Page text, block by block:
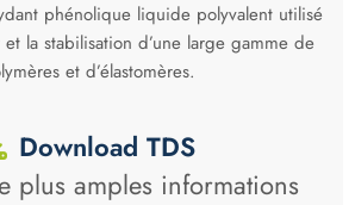
phénolique liquide polyvalent utilisé
la stabilisation d’une large gamme de
et d’élastomères.
Download TDS
plus amples informations